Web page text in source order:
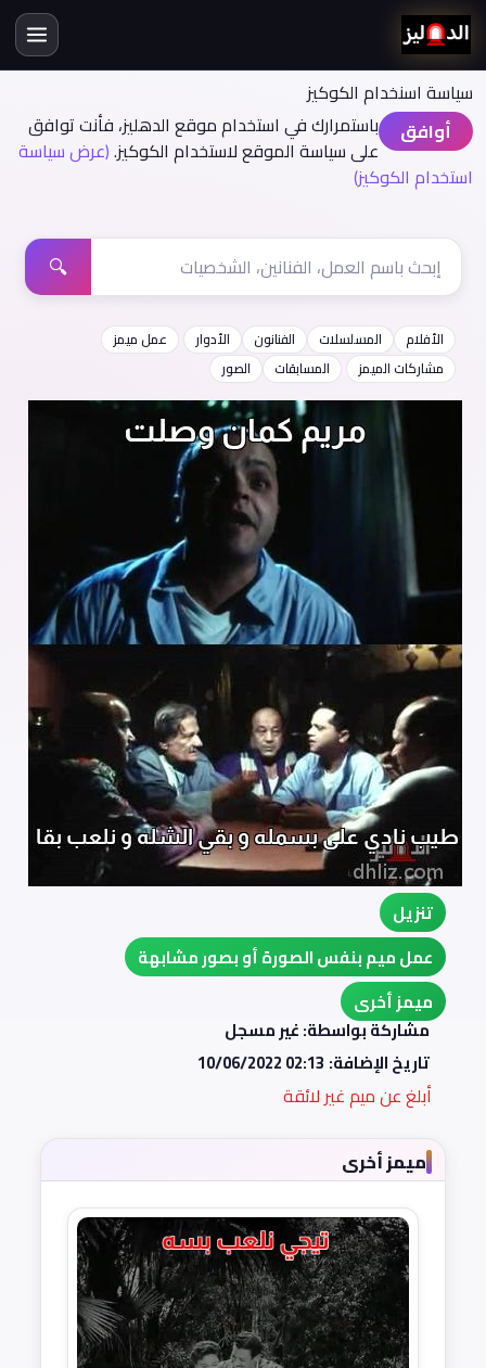
سياسة اسنخدام الكوكيز
أوافق
باستمرارك في استخدام موقع الدهليز، فأنت توافق
على سياسة الموقع لاستخدام الكوكيز.(عرض سياسة
استخدام الكوكيز)
🔍
الأفلام المسلسلات الفنانون الأدوار
عمل ميمز
مشاركات الميمز
المسابقات الصور
تنزيل
عمل ميم بنفس الصورة أو بصور مشابهة
ميمز أخرى
مشاركة بواسطة: غير مسجل
تاريخ الإضافة: 10/06/2022 02:13
أبلغ عن ميم غير لائقة
ميمز أخرى